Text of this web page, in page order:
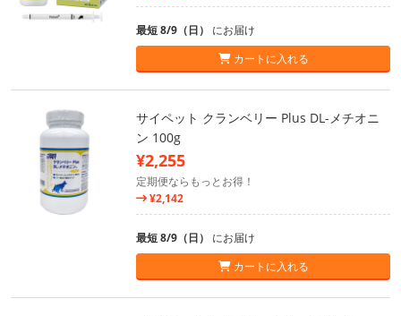
最短 8/9（日） にお届け
カートに入れる
サイペット クランベリー Plus DL-メチオニ
ン 100g
¥2,255
定期便ならもっとお得！
¥2,142
最短 8/9（日） にお届け
カートに入れる